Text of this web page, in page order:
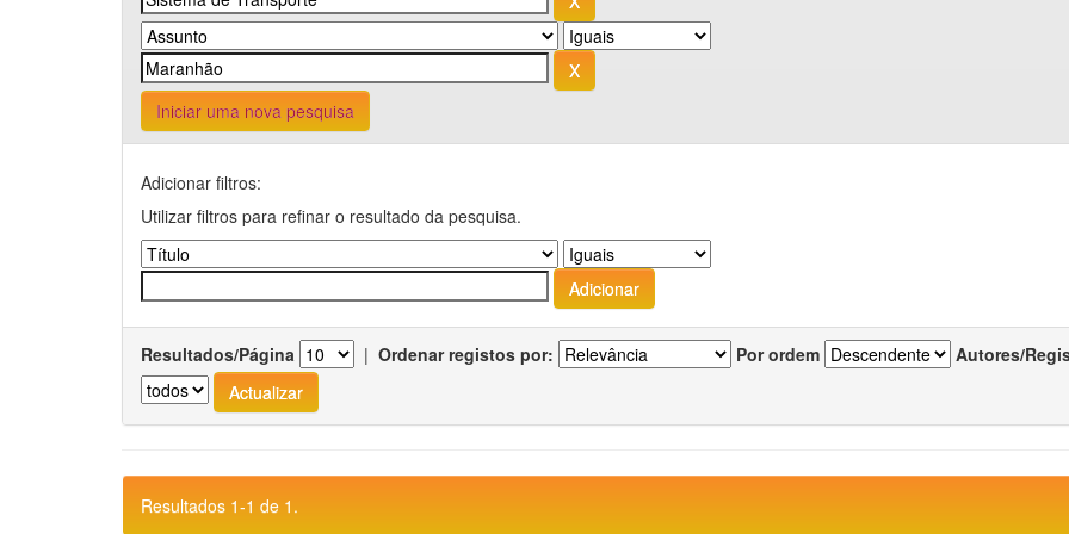
Iniciar uma nova pesquisa
Adicionar filtros:
Utilizar filtros para refinar o resultado da pesquisa.
Resultados/Página | Ordenar registos por: Por ordem Autores/
Resultados 1-1 de 1.